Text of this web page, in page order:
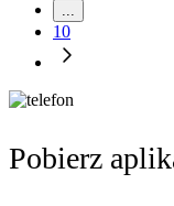
...
10
Pobierz